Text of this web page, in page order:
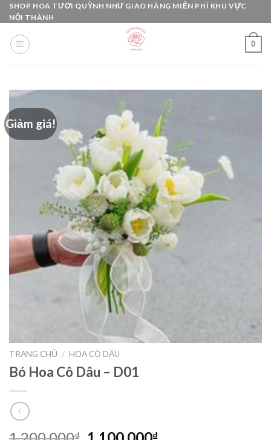
Skip
to
content
SHOP HOA TƯƠI QUỲNH NHƯ GIAO HÀNG MIỄN PHÍ KHU VỰC
NỘI THÀNH
0
Giảm giá!
TRANG CHỦ / HOA CÔ DÂU
Bó Hoa Cô Dâu – D01
₫ ₫